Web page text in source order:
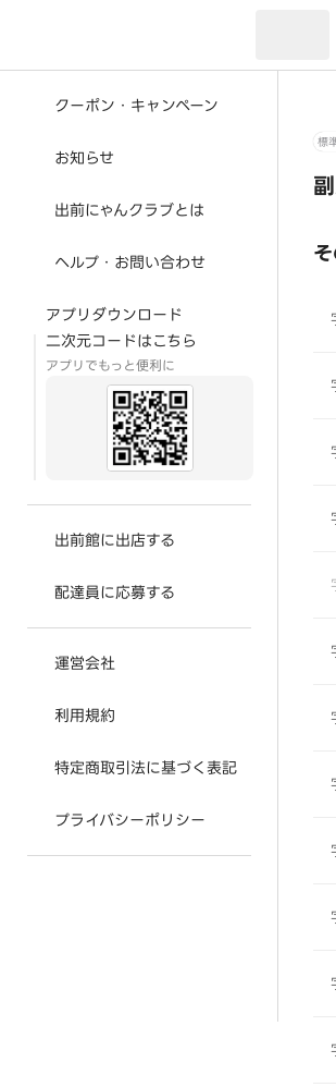
クーポン・キャンペーン
お知らせ
出前にゃんクラブとは
ヘルプ・お問い合わせ
アプリダウンロード
二次元コードはこちら
アプリでもっと便利に
出前館に出店する
配達員に応募する
運営会社
利用規約
特定商取引法に基づく表記
プライバシーポリシー
標